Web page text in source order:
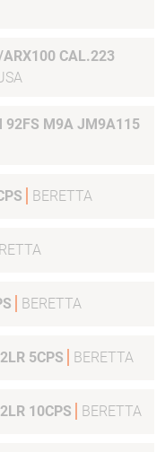
ARX100 CAL.223
92FS M9A JM9A115
BERETTA
BERETTA
5CPS BERETTA
10CPS BERETTA